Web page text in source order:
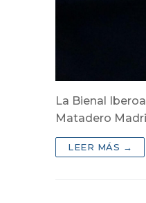
La Bienal
Matadero
LEER MÁS →